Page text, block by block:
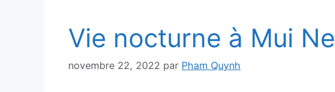
Vie nocturne à Mui Ne
novembre 22, 2022 par Pham Quynh